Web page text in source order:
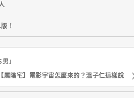
！
」
【厲陰宅】電影宇宙怎麼來的？溫子仁這樣說